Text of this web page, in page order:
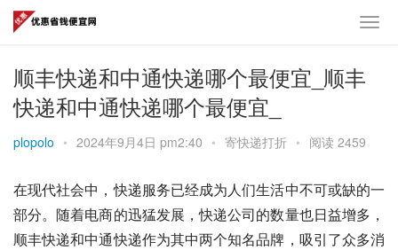
顺丰快递和中通快递哪个最便宜_顺丰
快递和中通快递哪个最便宜_
plopolo • 2024年9月4日 pm2:40 • 寄快递打折 • 阅读 2459
在现代社会中，快递服务已经成为人们生活中不可或缺的一
部分。随着电商的迅猛发展，快递公司的数量也日益增多，
顺丰快递和中通快递作为其中两个知名品牌，吸引了众多消